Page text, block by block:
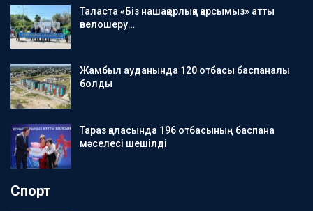
Таласта «Біз нашақорлыққа қарсымыз» атты
велошеру…
Жамбыл ауданында 120 отбасы баспаналы
болды
Тараз қаласында 196 отбасының баспана
мәселесі шешілді
Спорт